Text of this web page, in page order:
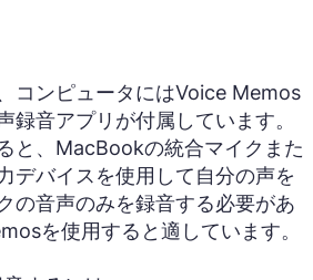
コンピュータにはVoice Memos
録音アプリが付属しています。
と、MacBookの統合マイクまた
デバイスを使用して自分の声を
の音声のみを録音する必要があ
を使用すると適しています。